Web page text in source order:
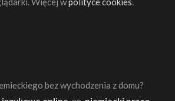
bez wychodzenia z domu?